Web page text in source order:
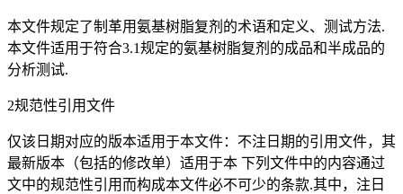
本文件规定了制革用氨基树脂复剂的术语和定义、测试方法.
本文件适用于符合3.1规定的氨基树脂复剂的成品和半成品的
分析测试.
2规范性引用文件
仅该日期对应的版本适用于本文件：不注日期的引用文件，其
最新版本（包括的修改单）适用于本 下列文件中的内容通过
文中的规范性引用而构成本文件必不可少的条款.其中，注日